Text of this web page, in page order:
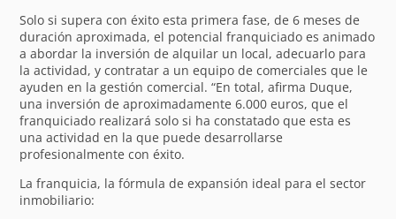
Solo si supera con éxito esta primera fase, de 6 meses de
duración aproximada, el potencial franquiciado es animado
a abordar la inversión de alquilar un local, adecuarlo para
la actividad, y contratar a un equipo de comerciales que le
ayuden en la gestión comercial. “En total, afirma Duque,
una inversión de aproximadamente 6.000 euros, que el
franquiciado realizará solo si ha constatado que esta es
una actividad en la que puede desarrollarse
profesionalmente con éxito.
La franquicia, la fórmula de expansión ideal para el sector
inmobiliario: